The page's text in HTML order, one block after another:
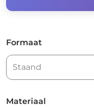
Formaat
Materiaal